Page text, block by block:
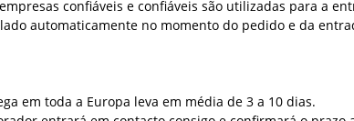
confiáveis e confiáveis são utilizadas para a
automaticamente no momento do pedido e da
em toda a Europa leva em média de 3 a 10 dias.